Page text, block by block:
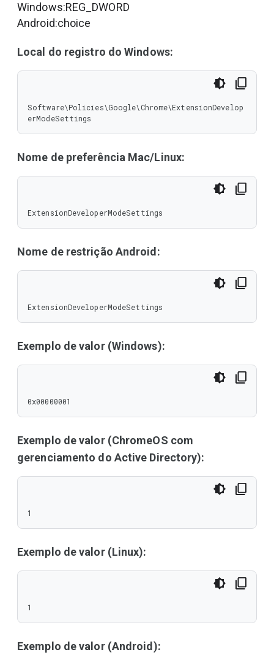
Windows:REG_DWORD
Android:choice
Local do registro do Windows:
Software\Policies\Google\Chrome\ExtensionDevelop
erModeSettings
Nome de preferência Mac/Linux:
ExtensionDeveloperModeSettings
Nome de restrição Android:
ExtensionDeveloperModeSettings
Exemplo de valor (Windows):
0x00000001
Exemplo de valor (ChromeOS com
gerenciamento do Active Directory):
1
Exemplo de valor (Linux):
1
Exemplo de valor (Android):